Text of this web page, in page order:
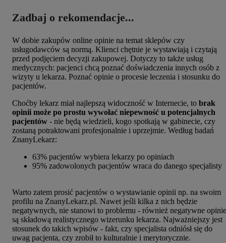
Zadbaj o rekomendacje...
W dobie zakupów online opinie na temat sklepów czy
usługodawców są normą. Klienci chętnie je wystawiają i czytają
przed podjęciem decyzji zakupowej. Dotyczy to także usług
medycznych: pacjenci chcą poznać doświadczenia innych osób z
wizyty u lekarza. Poznać opinie o procesie leczenia i stosunku do
pacjentów.
Choćby lekarz miał najlepszą widoczność w Internecie, to brak
opinii może po prostu wywołać niepewność u potencjalnych
pacjentów - nie będą wiedzieli, kogo spotkają w gabinecie, czy
zostaną potraktowani profesjonalnie i uprzejmie. Według badań
ZnanyLekarz:
63% pacjentów wybiera lekarzy po opiniach
95% zadowolonych pacjentów wraca do danego specjalisty
Warto zatem prosić pacjentów o wystawianie opinii np. na swoim
profilu na ZnanyLekarz.pl. Nawet jeśli kilka z nich będzie
negatywnych, nie stanowi to problemu - również negatywne opinie
są składową realistycznego wizerunku lekarza. Najważniejszy jest
stosunek do takich wpisów - fakt, czy specjalista odniósł się do
uwag pacjenta, czy zrobił to kulturalnie i merytorycznie.